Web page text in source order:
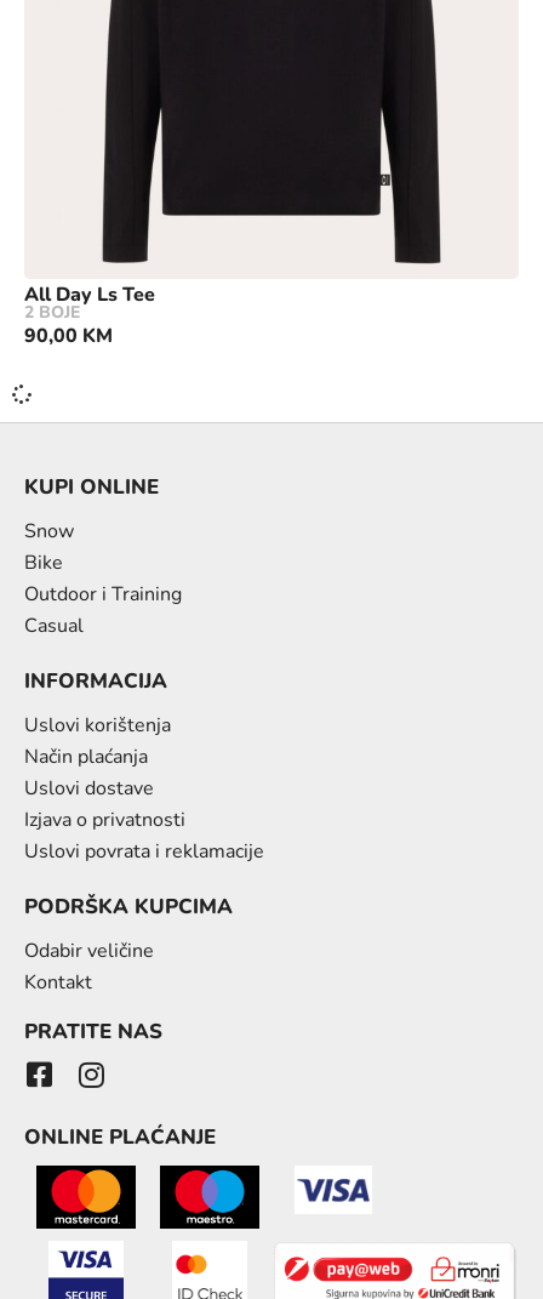
All Day Ls Tee
2 BOJE
90,00 KM
KUPI ONLINE
Snow
Bike
Outdoor i Training
Casual
INFORMACIJA
Uslovi korištenja
Način plaćanja
Uslovi dostave
Izjava o privatnosti
Uslovi povrata i reklamacije
PODRŠKA KUPCIMA
Odabir veličine
Kontakt
PRATITE NAS
ONLINE PLAĆANJE